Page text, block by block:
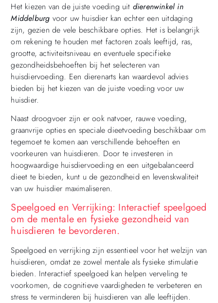
Het kiezen van de juiste voeding uit dierenwinkel in
Middelburg voor uw huisdier kan echter een uitdaging
zijn, gezien de vele beschikbare opties. Het is belangrijk
om rekening te houden met factoren zoals leeftijd, ras,
grootte, activiteitsniveau en eventuele specifieke
gezondheidsbehoeften bij het selecteren van
huisdiervoeding. Een dierenarts kan waardevol advies
bieden bij het kiezen van de juiste voeding voor uw
huisdier.
Naast droogvoer zijn er ook natvoer, rauwe voeding,
graanvrije opties en speciale dieetvoeding beschikbaar om
tegemoet te komen aan verschillende behoeften en
voorkeuren van huisdieren. Door te investeren in
hoogwaardige huisdiervoeding en een uitgebalanceerd
dieet te bieden, kunt u de gezondheid en levenskwaliteit
van uw huisdier maximaliseren.
Speelgoed en Verrijking: Interactief speelgoed
om de mentale en fysieke gezondheid van
huisdieren te bevorderen.
Speelgoed en verrijking zijn essentieel voor het welzijn van
huisdieren, omdat ze zowel mentale als fysieke stimulatie
bieden. Interactief speelgoed kan helpen verveling te
voorkomen, de cognitieve vaardigheden te verbeteren en
stress te verminderen bij huisdieren van alle leeftijden.